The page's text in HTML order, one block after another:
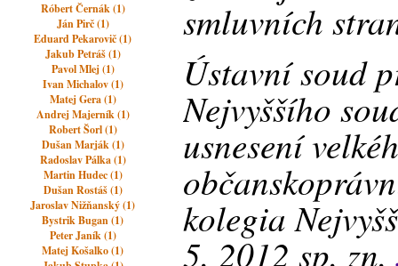
Róbert Černák (1)
Ján Pirč (1)
Eduard Pekarovič (1)
Jakub Petráš (1)
Pavol Mlej (1)
Ivan Michalov (1)
Matej Gera (1)
Andrej Majerník (1)
Robert Šorl (1)
Dušan Marják (1)
Radoslav Pálka (1)
Martin Hudec (1)
Dušan Rostáš (1)
Jaroslav Nižňanský (1)
Bystrik Bugan (1)
Peter Janík (1)
Matej Košalko (1)
smluvních
Ústavní soud
Nejvyššího
usnesení
kolegia
5. 2012 sp. zn.